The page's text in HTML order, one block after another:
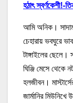
হঠাৎ স্বর্ণকেশী!-
আমি অনিক।
চেহারায় ভবঘুরে
টাঙ্গাইলের
ঘিঞ্জি মেসে থেকে
হলজীবন।
জার্মানির